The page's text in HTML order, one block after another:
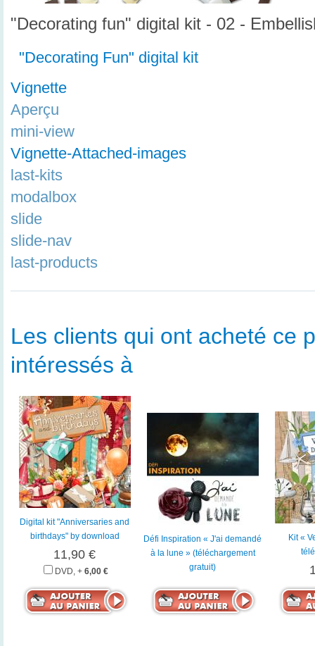
"Decorating fun" digital kit - 02 -
"Decorating Fun" digital kit
Vignette
Aperçu
mini-view
Vignette-Attached-images
last-kits
modalbox
slide
slide-nav
last-products
Les clients qui ont acheté ce
intéressés à
Digital kit "Anniversaries and
birthdays" by download
11,90 €
DVD, + 6,00 €
Défi Inspiration « J'ai demandé
à la lune » (téléchargement
gratuit)
Kit «